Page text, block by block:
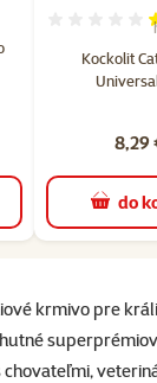
Kockolit
Universal
8,29
do
krmivo pre